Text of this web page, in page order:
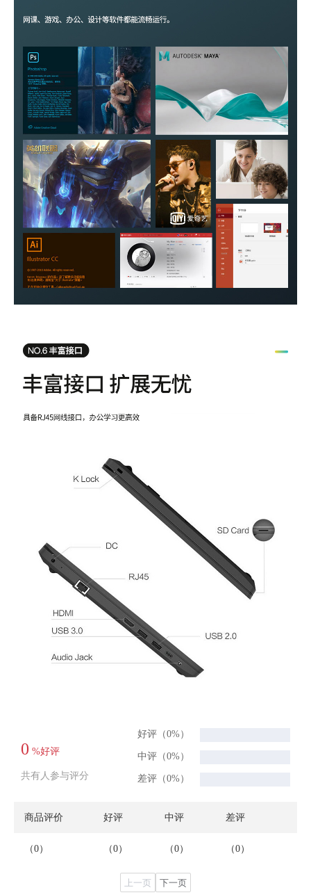
0 %好评
共有人参与评分
好评（0%）
中评（0%）
差评（0%）
商品评价
（0）
好评
（0）
中评
（0）
差评
（0）
上一页 下一页